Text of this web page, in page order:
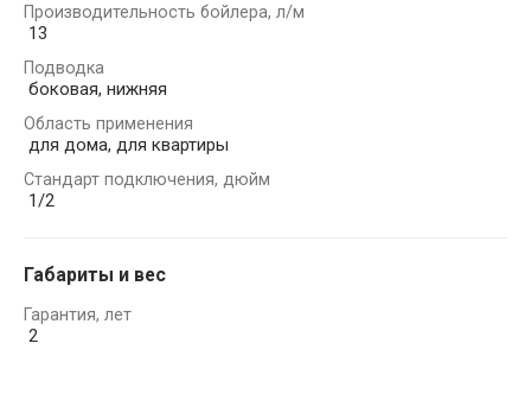
Производительность бойлера, л/м
13
Подводка
боковая, нижняя
Область применения
для дома, для квартиры
Стандарт подключения, дюйм
1/2
Габариты и вес
Гарантия, лет
2